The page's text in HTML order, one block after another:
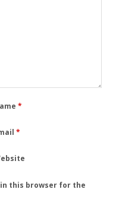
*
*
in this browser for the